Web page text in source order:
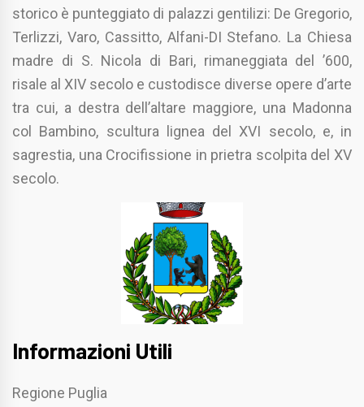
storico è punteggiato di palazzi gentilizi: De Gregorio,
Terlizzi, Varo, Cassitto, Alfani-DI Stefano. La Chiesa
madre di S. Nicola di Bari, rimaneggiata del ’600,
risale al XIV secolo e custodisce diverse opere d’arte
tra cui, a destra dell’altare maggiore, una Madonna
col Bambino, scultura lignea del XVI secolo, e, in
sagrestia, una Crocifissione in prietra scolpita del XV
secolo.
Informazioni Utili
Regione Puglia